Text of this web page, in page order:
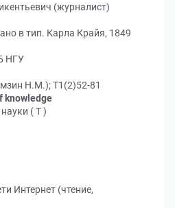
(журналист)
в тип. Карла Крайя, 1849
НГУ
Н.М.); Т1(2)52-81
knowledge
( Т )
Интернет (чтение,